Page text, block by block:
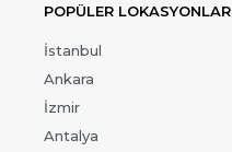
POPÜLER LOKASYONLAR
İstanbul
Ankara
İzmir
Antalya